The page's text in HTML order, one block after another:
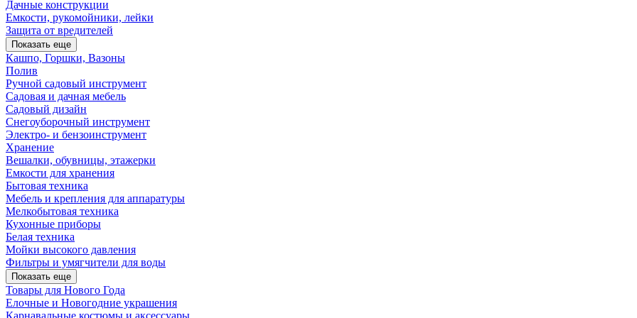
Дачные конструкции
Емкости, рукомойники, лейки
Защита от вредителей
Показать еще
Кашпо, Горшки, Вазоны
Полив
Ручной садовый инструмент
Садовая и дачная мебель
Садовый дизайн
Снегоуборочный инструмент
Электро- и бензоинструмент
Хранение
Вешалки, обувницы, этажерки
Емкости для хранения
Бытовая техника
Мебель и крепления для аппаратуры
Мелкобытовая техника
Кухонные приборы
Белая техника
Мойки высокого давления
Фильтры и умягчители для воды
Показать еще
Товары для Нового Года
Елочные и Новогодние украшения
Карнавальные костюмы и аксессуары